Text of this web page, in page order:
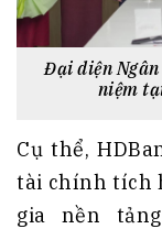
Đại diện
niệm
Cụ thể,
tài chính tích
gia nền